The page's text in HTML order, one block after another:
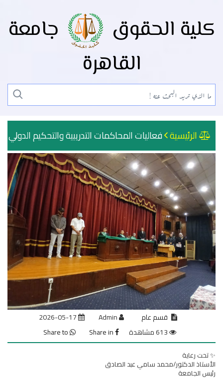
كلية الحقوق
جامعة
القاهرة
الرئيسية فعاليات المحاكمات التدريبية والتحكيم الدولي
قسم عام
✨ تحت رعاية
الأستاذ الدكتور/محمد سامي عبد الصادق
رئيس الجامعة